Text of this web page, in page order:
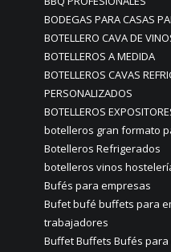
BODEGAS PARA CASAS
BOTELLERO CAVA DE
BOTELLEROS A MEDIDA
BOTELLEROS CAVAS
PERSONALIZADOS
BOTELLEROS
botelleros gran formato
Botelleros Refrigerados
botelleros vinos
Bufés para empresas
Bufet bufé buffets para
trabajadores
Buffet Buffets Bufés